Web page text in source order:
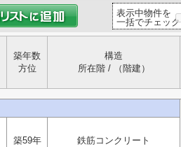
表示中物件を
一括でチェック
築年数
方位
構造
所在階 / （階建）
築59年
鉄筋コンクリート